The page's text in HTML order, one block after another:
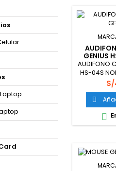
GENIUS
AUDIFONO
HS-04S

